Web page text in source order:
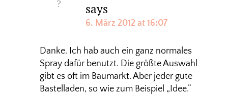
says
6. März 2012 at 16:07
Danke. Ich hab auch ein ganz normales
Spray dafür benutzt. Die größte Auswahl
gibt es oft im Baumarkt. Aber jeder gute
Bastelladen, so wie zum Beispiel „Idee.“